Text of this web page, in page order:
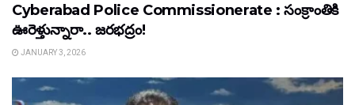
Cyberabad Police Commissionerate : సంక్రాంతికి
ఊరెళ్తున్నారా.. జరభద్రం!
JANUARY 3, 2026